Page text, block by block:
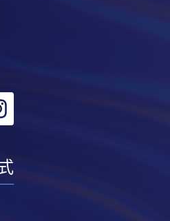
instagram